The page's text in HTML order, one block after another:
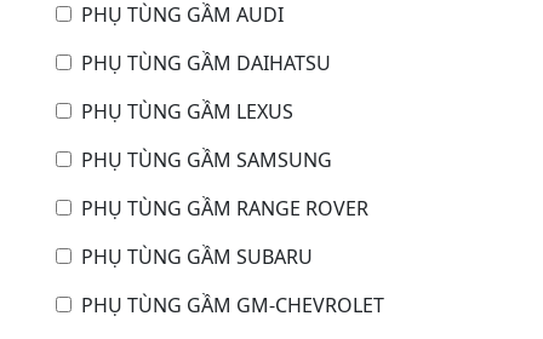
PHỤ TÙNG GẦM AUDI
PHỤ TÙNG GẦM DAIHATSU
PHỤ TÙNG GẦM LEXUS
PHỤ TÙNG GẦM SAMSUNG
PHỤ TÙNG GẦM RANGE ROVER
PHỤ TÙNG GẦM SUBARU
PHỤ TÙNG GẦM GM-CHEVROLET